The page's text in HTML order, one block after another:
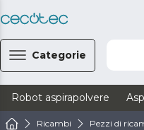
Categorie
Robot aspirapolvere
Ricambi Pezzi di